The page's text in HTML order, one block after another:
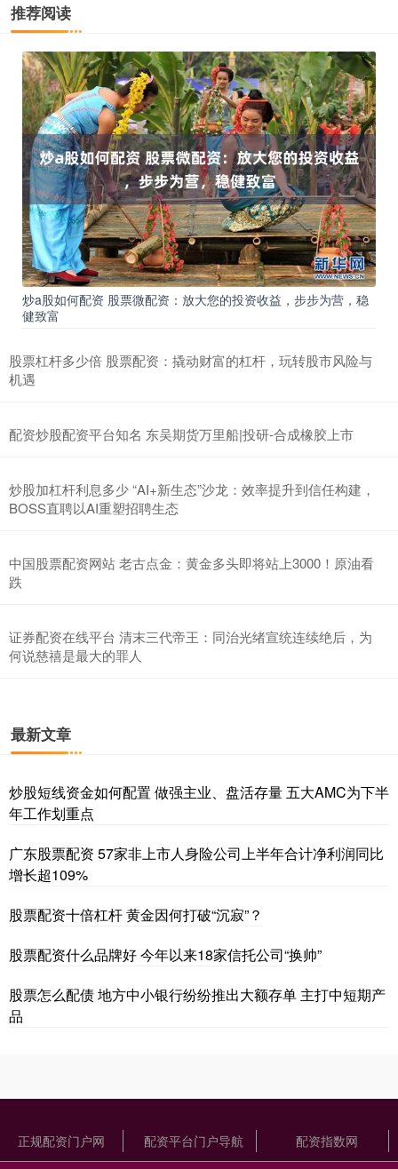
推荐阅读
炒a股如何配资 股票微配资：放大您的投资收益，步步为营，稳
健致富
股票杠杆多少倍 股票配资：撬动财富的杠杆，玩转股市风险与
机遇
配资炒股配资平台知名 东吴期货万里船|投研-合成橡胶上市
炒股加杠杆利息多少 “AI+新生态”沙龙：效率提升到信任构建，
BOSS直聘以AI重塑招聘生态
中国股票配资网站 老古点金：黄金多头即将站上3000！原油看
跌
证券配资在线平台 清末三代帝王：同治光绪宣统连续绝后，为
何说慈禧是最大的罪人
最新文章
炒股短线资金如何配置 做强主业、盘活存量 五大AMC为下半
年工作划重点
广东股票配资 57家非上市人身险公司上半年合计净利润同比
增长超109%
股票配资十倍杠杆 黄金因何打破“沉寂”？
股票配资什么品牌好 今年以来18家信托公司“换帅”
股票怎么配债 地方中小银行纷纷推出大额存单 主打中短期产
品
正规配资门户网 配资平台门户导航 配资指数网